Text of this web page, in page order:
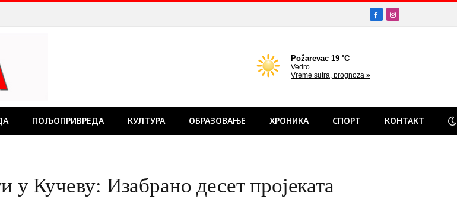
FacebookInstagram
ПОЉОПРИВРЕДА КУЛТУРА ОБРАЗОВАЊЕ ХРОНИКА СПОРТ КОНТАКТ
у Кучеву: Изабрано десет пројеката